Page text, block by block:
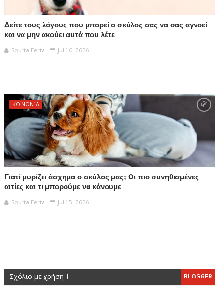
Δείτε τους λόγους που μπορεί ο σκύλος σας να σας αγνοεί
και να μην ακούει αυτά που λέτε
Sourta Ferta
Jul 16, 2026
ΚΟΙΝΩΝΊΑ
Γιατί μυρίζει άσχημα ο σκύλος μας; Οι πιο συνηθισμένες
αιτίες και τι μπορούμε να κάνουμε
Sourta Ferta
Jul 15, 2026
BLOGGER
Σχόλιο με χρήση !!